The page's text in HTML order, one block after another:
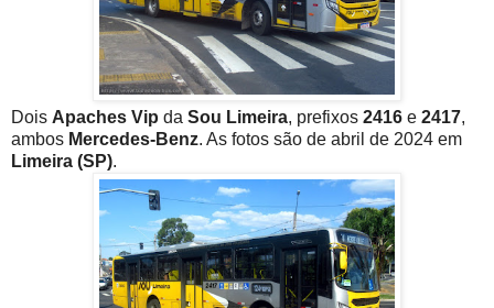
Dois Apaches Vip da Sou Limeira, prefixos 2416 e 2417,
ambos Mercedes-Benz. As fotos são de abril de 2024 em
Limeira (SP).